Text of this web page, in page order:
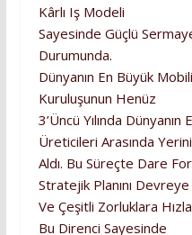
Kârlı Iş Modeli
Sayesinde Güçlü
Durumunda.
Dünyanın En Büyük
Kuruluşunun Henüz
3’üncü Yılında
Üreticileri Arasında Yerini
Aldı. Bu Süreçte Dare
Stratejik Planını Devreye
Ve Çeşitli Zorluklara
Bu Direnci Sayesinde